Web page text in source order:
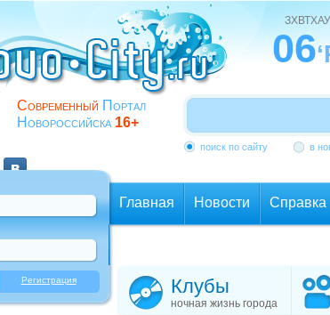
Современный Портал
Новороссийска 16+
ЗХВТХАУ
06
поиск по сайту в
Регистрация
Главная Новости Справка
Клубы
ночная жизнь города